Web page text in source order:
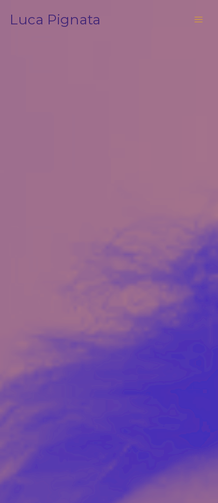
contenuto
Luca Pignata